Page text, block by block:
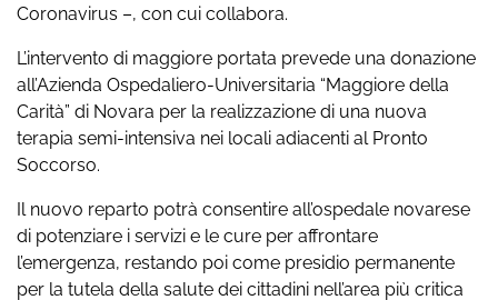
Coronavirus –, con cui collabora.
L’intervento di maggiore portata prevede una donazione
all’Azienda Ospedaliero-Universitaria “Maggiore della
Carità” di Novara per la realizzazione di una nuova
terapia semi-intensiva nei locali adiacenti al Pronto
Soccorso.
Il nuovo reparto potrà consentire all’ospedale novarese
di potenziare i servizi e le cure per affrontare
l’emergenza, restando poi come presidio permanente
per la tutela della salute dei cittadini nell’area più critica